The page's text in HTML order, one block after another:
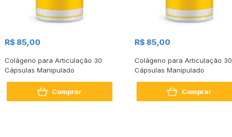
R$ 85,00
Colágeno para Articulação 30
Cápsulas Manipulado
Comprar
R$ 85,00
Colágeno para Articulação 30
Cápsulas Manipulado
Comprar